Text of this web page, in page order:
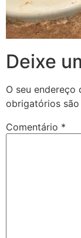
Deixe
O seu endereço
obrigatórios
Comentário *